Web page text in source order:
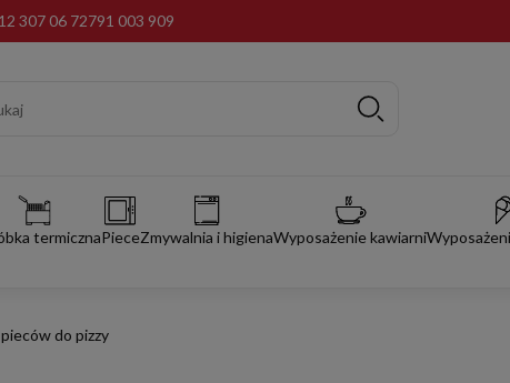
12 307 06 72791 003 909
termicznaPieceZmywalnia i higienaWyposażenie kawiarni
do pizzy